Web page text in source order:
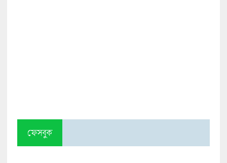
ফেসবুক